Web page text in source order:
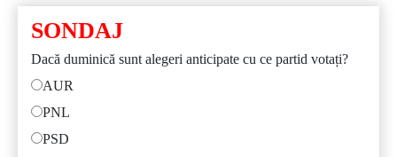
SONDAJ
Dacă duminică sunt alegeri anticipate cu ce partid votați?
AUR
PNL
PSD